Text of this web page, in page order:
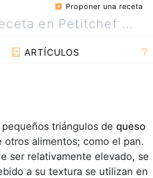
Proponer una receta
ARTÍCULOS
triángulos de queso
alimentos; como el pan.
ser relativamente elevado, se
a su textura se utilizan en